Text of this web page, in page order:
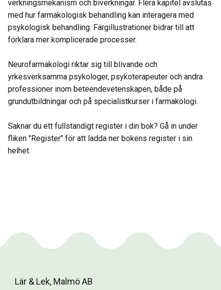
verkningsmekanism och biverkningar. Flera kapitel avslutas
med hur farmakologisk behandling kan interagera med
psykologisk behandling. Färgillustrationer bidrar till att
förklara mer komplicerade processer.
Neurofarmakologi riktar sig till blivande och
yrkesverksamma psykologer, psykoterapeuter och andra
professioner inom beteendevetenskapen, både på
grundutbildningar och på specialistkurser i farmakologi.
Saknar du ett fullständigt register i din bok? Gå in under
fliken "Register" för att ladda ner bokens register i sin
helhet.
Lär & Lek, Malmö AB